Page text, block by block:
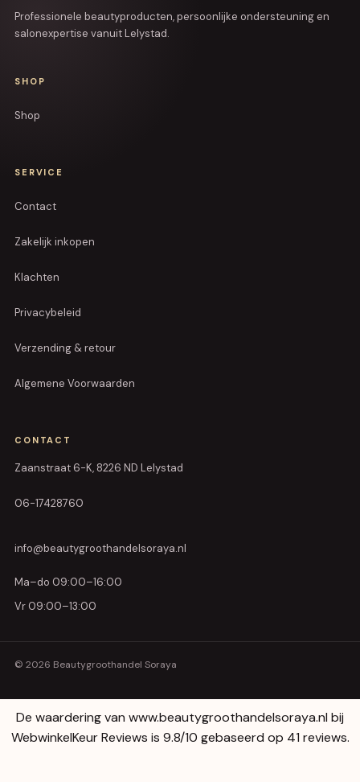
Professionele beautyproducten, persoonlijke ondersteuning en
salonexpertise vanuit Lelystad.
SHOP
Shop
SERVICE
Contact
Zakelijk inkopen
Klachten
Privacybeleid
Verzending & retour
Algemene Voorwaarden
CONTACT
Zaanstraat 6-K, 8226 ND Lelystad
06-17428760
info@beautygroothandelsoraya.nl
Ma–do 09:00–16:00
Vr 09:00–13:00
© 2026 Beautygroothandel Soraya
De waardering van www.beautygroothandelsoraya.nl bij
WebwinkelKeur Reviews is 9.8/10 gebaseerd op 41 reviews.